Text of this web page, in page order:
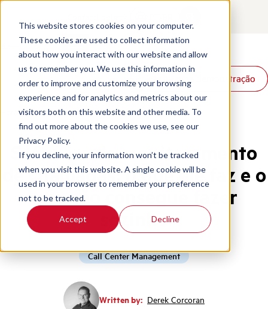
This website stores cookies on your computer.
These cookies are used to collect information
about how you interact with our website and allow
us to remember you. We use this information in
order to improve and customize your browsing
experience and for analytics and metrics about our
visitors both on this website and other media. To
find out more about the cookies we use, see our
Privacy Policy.
If you decline, your information won’t be tracked
when you visit this website. A single cookie will be
used in your browser to remember your preference
not to be tracked.
Accept Decline
Produtos
Soluções
Recursos
Solicite uma demonstração
Solicite uma demonstração
Home / Pt Br / Blog / Call Monitoring Software
Software de monitoramento
de chamadas: o que ele faz e o
que não consegue fazer
sozinho
Call Center Management
Written by: Derek Corcoran